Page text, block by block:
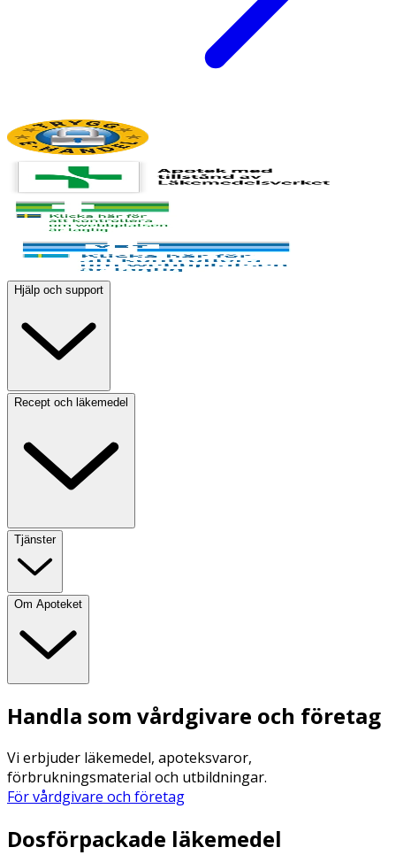
Hjälp och support
Recept och läkemedel
Tjänster
Om Apoteket
Handla som vårdgivare och företag
Vi erbjuder läkemedel, apoteksvaror,
förbrukningsmaterial och utbildningar.
För vårdgivare och företag
Dosförpackade läkemedel